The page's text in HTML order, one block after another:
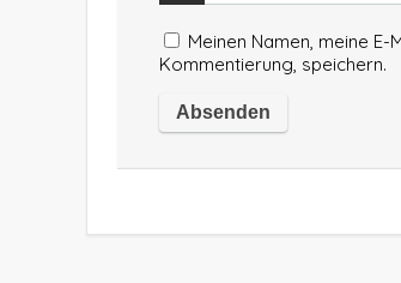
Meinen Namen, meine
Kommentierung, speichern.